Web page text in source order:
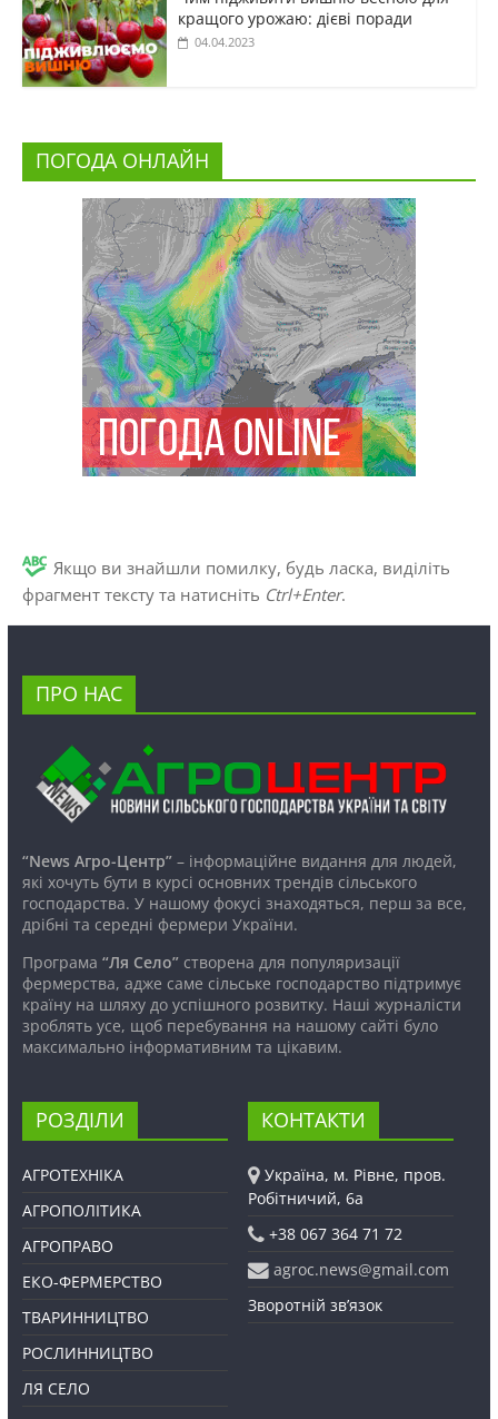
кращого урожаю: дієві поради
04.04.2023
ПОГОДА ОНЛАЙН
Якщо ви знайшли помилку, будь ласка, виділіть
фрагмент тексту та натисніть Ctrl+Enter.
ПРО НАС
“News Агро-Центр”– інформаційне видання для людей,
які хочуть бути в курсі основних трендів сільського
господарства. У нашому фокусі знаходяться, перш за все,
дрібні та середні фермери України.
Програма “Ля Село”створена для популяризації
фермерства, адже саме сільське господарство підтримує
країну на шляху до успішного розвитку. Наші журналісти
зроблять усе, щоб перебування на нашому сайті було
максимально інформативним та цікавим.
РОЗДІЛИ
АГРОТЕХНІКА
АГРОПОЛІТИКА
АГРОПРАВО
ЕКО-ФЕРМЕРСТВО
ТВАРИННИЦТВО
РОСЛИННИЦТВО
ЛЯ СЕЛО
КОНТАКТИ
Україна, м. Рівне, пров.
Робітничий, 6а
+38 067 364 71 72
agroc.news@gmail.com
Зворотній зв’язок